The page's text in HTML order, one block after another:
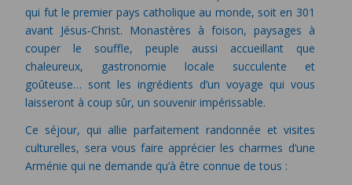
qui fut le premier pays catholique au monde, soit en 301
avant Jésus-Christ. Monastères à foison, paysages à
couper le souffle, peuple aussi accueillant que
chaleureux, gastronomie locale succulente et
goûteuse… sont les ingrédients d’un voyage qui vous
laisseront à coup sûr, un souvenir impérissable.
Ce séjour, qui allie parfaitement randonnée et visites
culturelles, sera vous faire apprécier les charmes d’une
Arménie qui ne demande qu’à être connue de tous :